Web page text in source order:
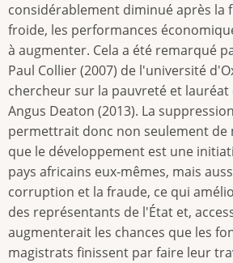
considérablement diminué après la
froide, les performances
à augmenter. Cela a été remarqué
Paul Collier (2007) de l'université
chercheur sur la pauvreté et
Angus Deaton (2013). La
permettrait donc non seulement
que le développement est une
pays africains eux-mêmes, mais
corruption et la fraude, ce qui
des représentants de l'État et,
augmenterait les chances que les
magistrats finissent par faire leur